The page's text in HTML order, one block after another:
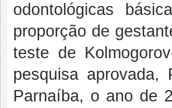
odontológicas
proporção de
teste de
pesquisa
Parnaíba, o ano de